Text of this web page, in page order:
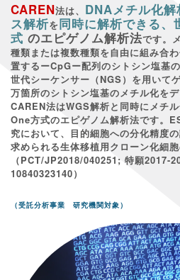
CAREN法は、 DNAメチル化解
ス解析を同時に解析できる
式 のエピゲノム解析法です。
種類または複数種類を自由に組み合
置するーCpGー配列のシトシン塩基
世代シーケンサー（NGS）を用いて
万箇所のシトシン塩基のメチル化を
CAREN法はWGS解析と同時にメチ
One方式のエピゲノム解析法です。
究において、目的細胞への分化精度
求められる生体移植用クローン化細胞
（PCT/JP2018/040251; 特願2017-
10840323140）
（受託分析事業 研究機関対象）